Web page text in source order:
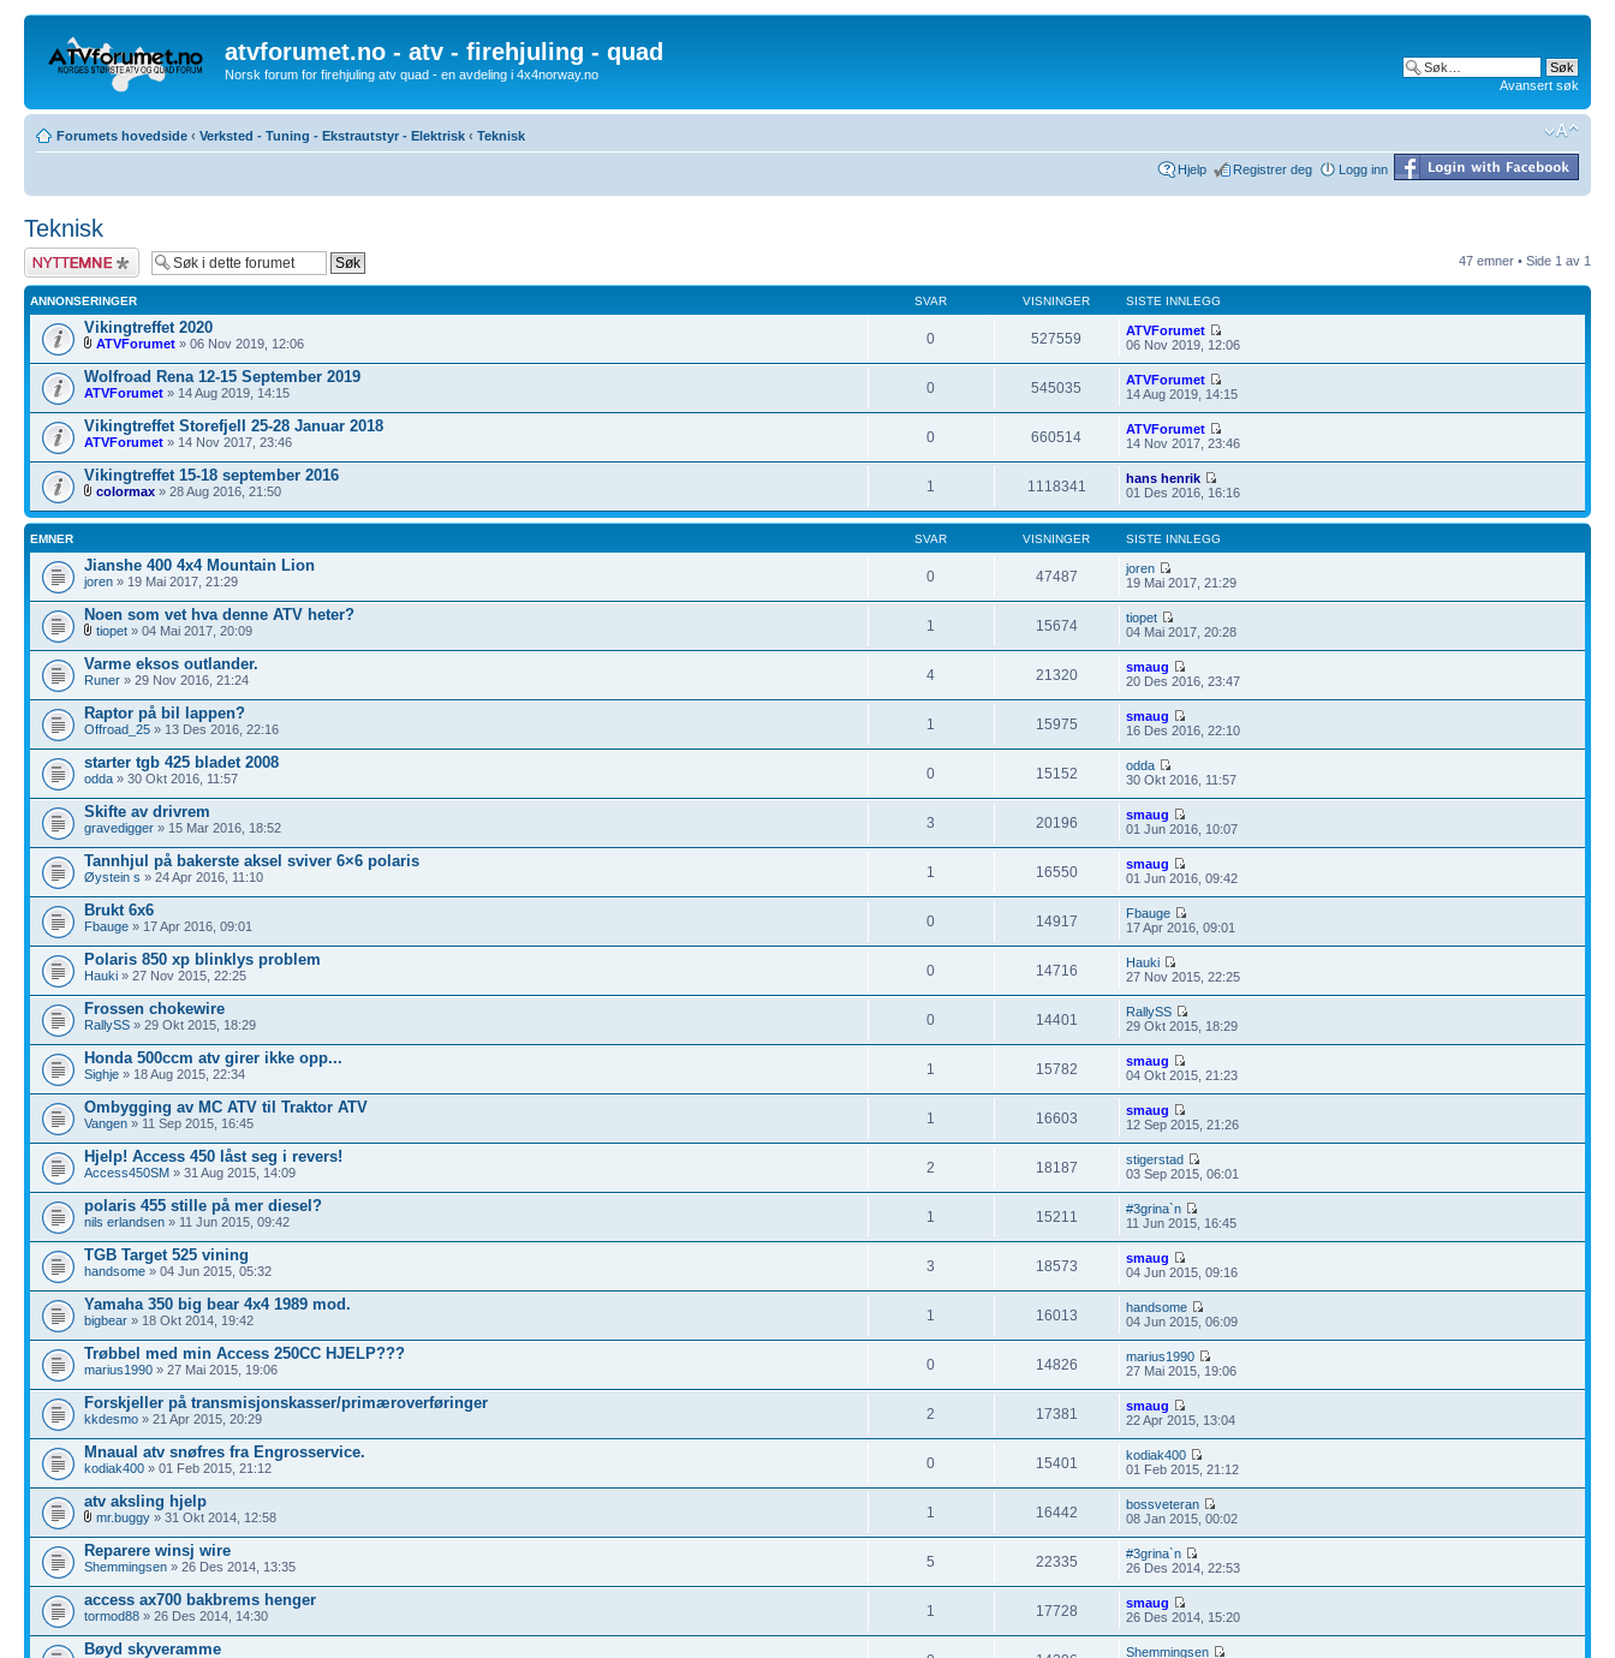
atvforumet.no - atv - firehjuling - quad
Norsk forum for firehjuling atv quad - en avdeling i 4x4norway.no
Avansert søk
Forumets hovedside ‹ Verksted - Tuning - Ekstrautstyr - Elektrisk ‹ Teknisk
Hjelp Registrer deg Logg inn
Teknisk
Legg inn et nytt
emne
47 emner • Side 1 av 1
ANNONSERINGER SVAR VISNINGER SISTE INNLEGG
Vikingtreffet 2020
ATVForumet » 06 Nov 2019, 12:06 0 527559
ATVForumet
06 Nov 2019, 12:06
Wolfroad Rena 12-15 September 2019
ATVForumet » 14 Aug 2019, 14:15 0 545035
ATVForumet
14 Aug 2019, 14:15
Vikingtreffet Storefjell 25-28 Januar 2018
ATVForumet » 14 Nov 2017, 23:46 0 660514
ATVForumet
14 Nov 2017, 23:46
Vikingtreffet 15-18 september 2016
colormax » 28 Aug 2016, 21:50 1 1118341
hans henrik
01 Des 2016, 16:16
EMNER SVAR VISNINGER SISTE INNLEGG
Jianshe 400 4x4 Mountain Lion
joren » 19 Mai 2017, 21:29 0 47487
joren
19 Mai 2017, 21:29
Noen som vet hva denne ATV heter?
tiopet » 04 Mai 2017, 20:09 1 15674
tiopet
04 Mai 2017, 20:28
Varme eksos outlander.
Runer » 29 Nov 2016, 21:24 4 21320
smaug
20 Des 2016, 23:47
Raptor på bil lappen?
Offroad_25 » 13 Des 2016, 22:16 1 15975
smaug
16 Des 2016, 22:10
starter tgb 425 bladet 2008
odda » 30 Okt 2016, 11:57 0 15152
odda
30 Okt 2016, 11:57
Skifte av drivrem
gravedigger » 15 Mar 2016, 18:52 3 20196
smaug
01 Jun 2016, 10:07
Tannhjul på bakerste aksel sviver 6×6 polaris
Øystein s » 24 Apr 2016, 11:10 1 16550
smaug
01 Jun 2016, 09:42
Brukt 6x6
Fbauge » 17 Apr 2016, 09:01 0 14917
Fbauge
17 Apr 2016, 09:01
Polaris 850 xp blinklys problem
Hauki » 27 Nov 2015, 22:25 0 14716
Hauki
27 Nov 2015, 22:25
Frossen chokewire
RallySS » 29 Okt 2015, 18:29 0 14401
RallySS
29 Okt 2015, 18:29
Honda 500ccm atv girer ikke opp...
Sighje » 18 Aug 2015, 22:34 1 15782
smaug
04 Okt 2015, 21:23
Ombygging av MC ATV til Traktor ATV
Vangen » 11 Sep 2015, 16:45 1 16603
smaug
12 Sep 2015, 21:26
Hjelp! Access 450 låst seg i revers!
Access450SM » 31 Aug 2015, 14:09 2 18187
stigerstad
03 Sep 2015, 06:01
polaris 455 stille på mer diesel?
nils erlandsen » 11 Jun 2015, 09:42 1 15211
#3grina`n
11 Jun 2015, 16:45
TGB Target 525 vining
handsome » 04 Jun 2015, 05:32 3 18573
smaug
04 Jun 2015, 09:16
Yamaha 350 big bear 4x4 1989 mod.
bigbear » 18 Okt 2014, 19:42 1 16013
handsome
04 Jun 2015, 06:09
Trøbbel med min Access 250CC HJELP???
marius1990 » 27 Mai 2015, 19:06 0 14826
marius1990
27 Mai 2015, 19:06
Forskjeller på transmisjonskasser/primæroverføringer
kkdesmo » 21 Apr 2015, 20:29 2 17381
smaug
22 Apr 2015, 13:04
Mnaual atv snøfres fra Engrosservice.
kodiak400 » 01 Feb 2015, 21:12 0 15401
kodiak400
01 Feb 2015, 21:12
atv aksling hjelp
mr.buggy » 31 Okt 2014, 12:58 1 16442
bossveteran
08 Jan 2015, 00:02
Reparere winsj wire
Shemmingsen » 26 Des 2014, 13:35 5 22335
#3grina`n
26 Des 2014, 22:53
access ax700 bakbrems henger
tormod88 » 26 Des 2014, 14:30 1 17728
smaug
26 Des 2014, 15:20
Bøyd skyveramme
Shemmingsen